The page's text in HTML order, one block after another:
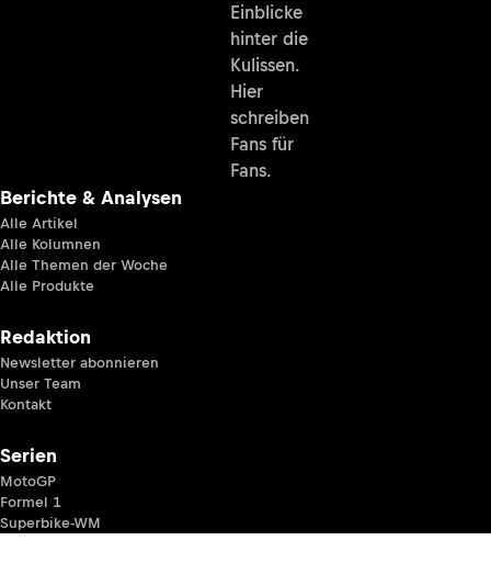
Einblicke
hinter die
Kulissen.
Hier
schreiben
Fans für
Fans.
Berichte & Analysen
Alle Artikel
Alle Kolumnen
Alle Themen der Woche
Alle Produkte
Redaktion
Newsletter abonnieren
Unser Team
Kontakt
Serien
MotoGP
Formel 1
Superbike-WM